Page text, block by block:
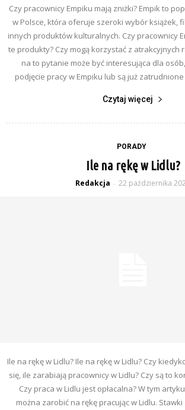
Czy pracownicy Empiku mają zniżki? Empik to
w Polsce, która oferuje szeroki wybór książek,
innych produktów kulturalnych. Czy pracownicy
te produkty? Czy mogą korzystać z atrakcyjnych
na to pytanie może być interesująca dla
podjęcie pracy w Empiku lub są już zatrudnione
Czytaj więcej
PORADY
Ile na rękę w Lidlu?
Redakcja - 22 października
Ile na rękę w Lidlu? Ile na rękę w Lidlu? Czy
się, ile zarabiają pracownicy w Lidlu? Czy są to
Czy praca w Lidlu jest opłacalna? W tym
można zarobić na rękę pracując w Lidlu.